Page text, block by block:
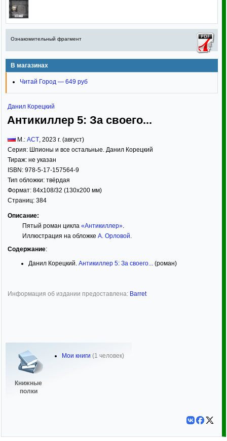
Ознакомительный фрагмент
В магазинах
Читай Город — 649 руб
Данил Корецкий
Антикиллер 5: За своего...
М.: АСТ 2023 г. (август)
Серия: Шпионы и все остальные. Данил Корецкий
Тираж: не указан
ISBN: 978-5-17-157564-9
Тип обложки: твёрдая
Формат: 84x108/32 (130x200 мм)
Страниц: 384
Описание:
Пятый роман цикла «Антикиллер».
Иллюстрация на обложке А. Орловой
Содержание:
Данил Корецкий. Антикиллер 5: За своего... (роман)
Информация об издании предоставлена: Barret
Книжные
полки
Мои книги (1 человек)